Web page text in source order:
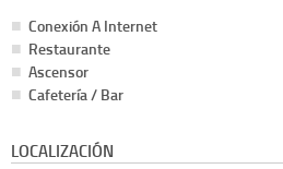
Conexión A Internet
Restaurante
Ascensor
Cafetería / Bar
LOCALIZACIÓN